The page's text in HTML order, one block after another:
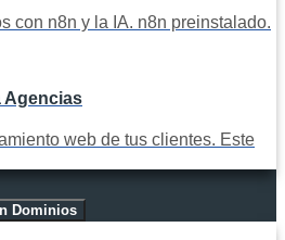
con n8n y la IA. n8n preinstalado.
Agencias
web de tus clientes. Este
Dominios